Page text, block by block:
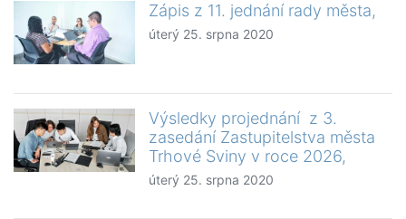
Zápis z 11. jednání rady města,
úterý 25. srpna 2020
Výsledky projednání z 3.
zasedání Zastupitelstva města
Trhové Sviny v roce 2026,
úterý 25. srpna 2020